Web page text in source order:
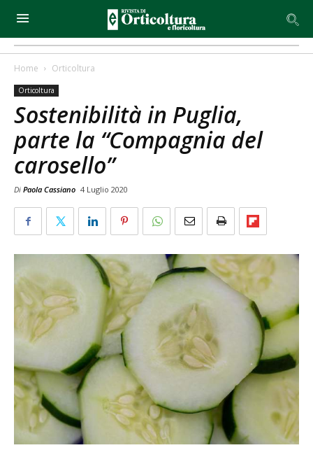
Home Orticoltura
Orticoltura
Sostenibilità in Puglia,
parte la “Compagnia del
carosello”
Di Paola Cassiano 4 Luglio 2020